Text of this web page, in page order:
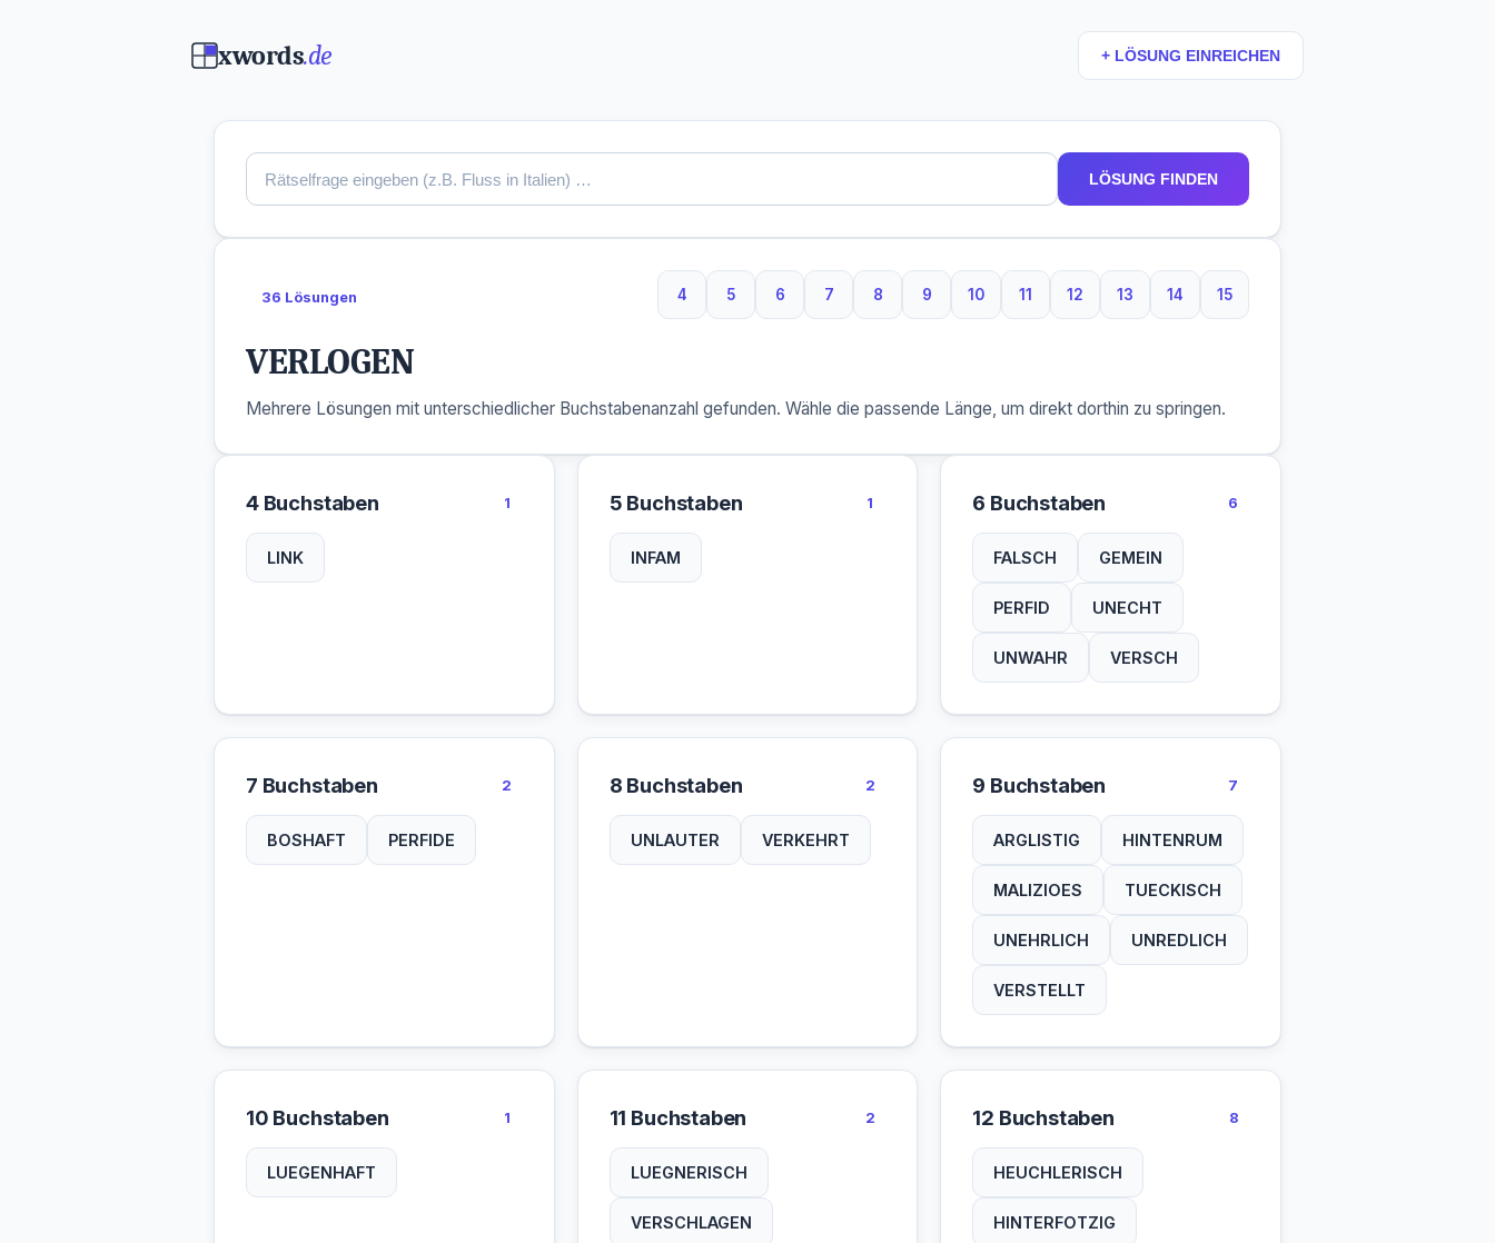
xwords.de + LÖSUNG EINREICHEN
LÖSUNG FINDEN
36 Lösungen 4
4 Buchstaben
5
5 Buchstaben
6
6 Buchstaben
7
7 Buchstaben
8
8 Buchstaben
9
9 Buchstaben
10
10 Buchstaben
11
11 Buchstaben
12
12 Buchstaben
13
13 Buchstaben
14
14 Buchstaben
15
15 Buchstaben
VERLOGEN
Mehrere Lösungen mit unterschiedlicher Buchstabenanzahl gefunden. Wähle die passende Länge, um direkt dorthin zu springen.
4 Buchstaben 1
LINK
5 Buchstaben 1
INFAM
6 Buchstaben 6
FALSCH GEMEIN
PERFID UNECHT
UNWAHR VERSCH
7 Buchstaben 2
BOSHAFT PERFIDE
8 Buchstaben 2
UNLAUTER VERKEHRT
9 Buchstaben 7
ARGLISTIG HINTENRUM
MALIZIOES TUECKISCH
UNEHRLICH UNREDLICH
VERSTELLT
10 Buchstaben 1
LUEGENHAFT
11 Buchstaben 2
LUEGNERISCH
VERSCHLAGEN
12 Buchstaben 8
HEUCHLERISCH
HINTERFOTZIG